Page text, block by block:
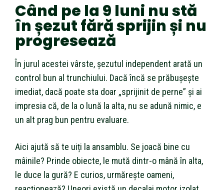
Când pe la 9 luni nu stă
în șezut fără sprijin și nu
progresează
În jurul acestei vârste, șezutul independent arată un
control bun al trunchiului. Dacă încă se prăbușește
imediat, dacă poate sta doar „sprijinit de perne” și ai
impresia că, de la o lună la alta, nu se adună nimic, e
un alt prag bun pentru evaluare.
Aici ajută să te uiți la ansamblu. Se joacă bine cu
mâinile? Prinde obiecte, le mută dintr-o mână în alta,
le duce la gură? E curios, urmărește oameni,